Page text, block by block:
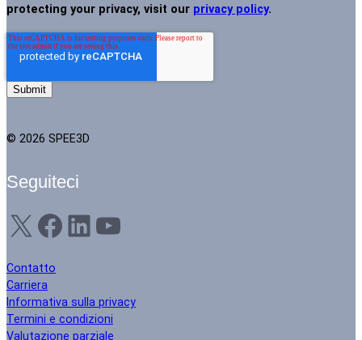
protecting your privacy, visit our privacy policy.
© 2026 SPEE3D
Seguiteci
X Facebook LinkedIn YouTube
Contatto
Carriera
Informativa sulla privacy
Termini e condizioni
Valutazione parziale